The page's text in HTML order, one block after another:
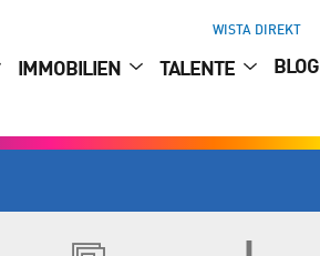
WISTA DIREKT
IMMOBILIEN TALENTE BLOG